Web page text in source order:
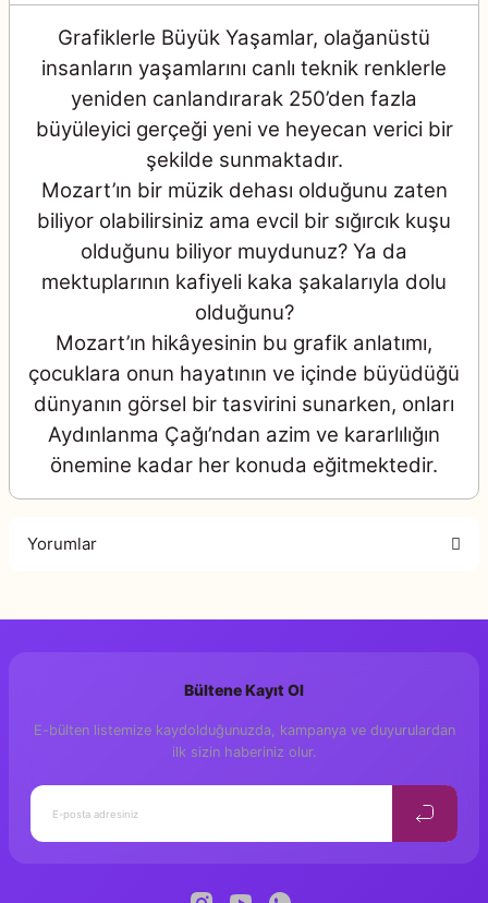
Grafiklerle Büyük Yaşamlar, olağanüstü
insanların yaşamlarını canlı teknik renklerle
yeniden canlandırarak 250’den fazla
büyüleyici gerçeği yeni ve heyecan verici bir
şekilde sunmaktadır.
Mozart’ın bir müzik dehası olduğunu zaten
biliyor olabilirsiniz ama evcil bir sığırcık kuşu
olduğunu biliyor muydunuz? Ya da
mektuplarının kafiyeli kaka şakalarıyla dolu
olduğunu?
Mozart’ın hikâyesinin bu grafik anlatımı,
çocuklara onun hayatının ve içinde büyüdüğü
dünyanın görsel bir tasvirini sunarken, onları
Aydınlanma Çağı’ndan azim ve kararlılığın
önemine kadar her konuda eğitmektedir.
Yorumlar
Yorum Yaz
Bültene Kayıt Ol
E-bülten listemize kaydolduğunuzda, kampanya ve duyurulardan
ilk sizin haberiniz olur.